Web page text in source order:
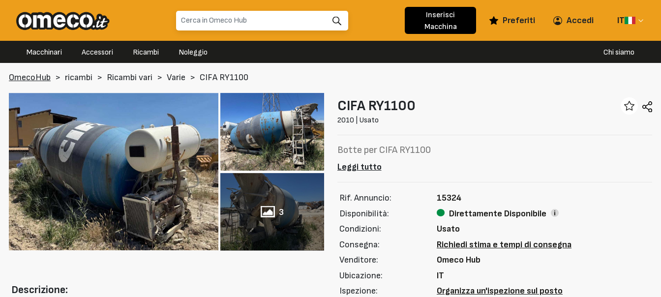
Inserisci
Macchina
Preferiti Accedi IT
Macchinari Accessori Ricambi Noleggio Chi siamo
OmecoHub > ricambi > Ricambi vari > Varie > CIFA RY1100
3
Descrizione:
CIFARY1100
2010 | Usato
Botte per CIFA RY1100
Leggi tutto
Rif. Annuncio:
15324
Disponibilità:
Direttamente Disponibile
Condizioni:
Usato
Consegna:
Richiedi stima e tempi di consegna
Venditore:
Omeco Hub
Ubicazione:
IT
Ispezione:
Organizza un'ispezione sul posto